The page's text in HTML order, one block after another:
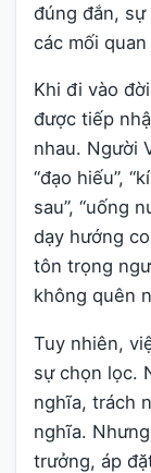
đúng đắn,
các mối quan
Khi đi vào
được tiếp
nhau. Người
“đạo hiếu”,
sau”, “uống
dạy hướng
tôn trọng
không quên
Tuy nhiên,
sự chọn lọc.
nghĩa, trách
nghĩa.
trưởng, áp